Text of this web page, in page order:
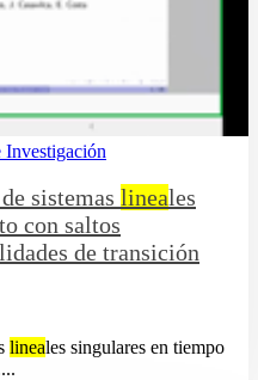
Investigación
sistemas lineales
con saltos
de transición
lineales singulares en tiempo